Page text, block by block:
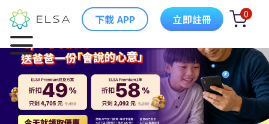
下載 APP 立即註冊 0